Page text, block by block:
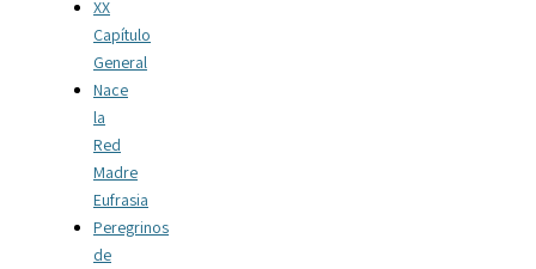
XX
Capítulo
General
Nace
la
Red
Madre
Eufrasia
Peregrinos
de